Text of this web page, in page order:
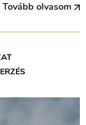
Tovább olvasom